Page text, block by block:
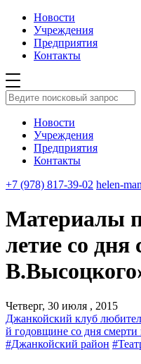
Новости
Учреждения
Предприятия
Контакты
Новости
Учреждения
Предприятия
Контакты
+7 (978) 817-39-02 helen-
Материалы
летие со дня
Четверг, 30 июля , 2015
Джанкойский клуб
й годовщине со дня смерти
#Джанкойский район